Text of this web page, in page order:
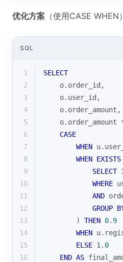
优化方案 （使用CASE WHEN
SQL
1
SELECT
2
    o.order_id,
3
    o.user_id,
4
    o.order_amount,
5
    o.order_amount
6
CASE
7
WHEN
8
WHEN EXISTS
9
SELECT
10
WHERE
11
AND
12
GROUP
13
        )
THEN 0.9
14
WHEN
15
ELSE 1.0
16
END AS